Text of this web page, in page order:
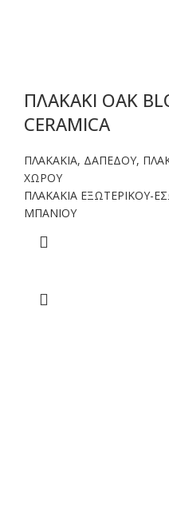
ΠΛΑΚΑΚΙ OAK
CERAMICA
ΠΛΑΚΑΚΙΑ, ΔΑΠΕΔΟΥ,
ΧΩΡΟΥ
ΠΛΑΚΑΚΙΑ ΕΞΩΤΕΡΙΚΟΥ-
ΜΠΑΝΙΟΥ